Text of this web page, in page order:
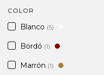
COLOR
Blanco (5)
Bordó (1)
Marrón (1)